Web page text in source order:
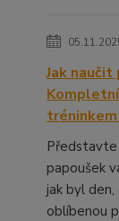
Jak
papoušek
jak byl den,
oblíbenou